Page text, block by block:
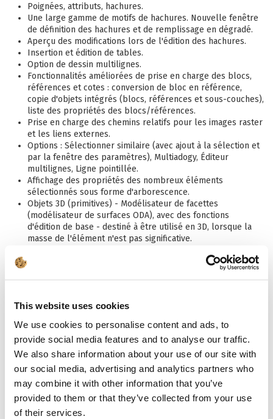
This website uses cookies
We use cookies to personalise content and ads, to
provide social media features and to analyse our traffic.
We also share information about your use of our site with
our social media, advertising and analytics partners who
may combine it with other information that you’ve
provided to them or that they’ve collected from your use
of their services.
Poignées, attributs, hachures.
Une large gamme de motifs de hachures. Nouvelle fenêtre
de définition des hachures et de remplissage en dégradé.
Aperçu des modifications lors de l'édition des hachures.
Insertion et édition de tables.
Option de dessin multilignes.
Fonctionnalités améliorées de prise en charge des blocs,
références et cotes : conversion de bloc en référence,
copie d'objets intégrés (blocs, références et sous-couches),
liste des propriétés des blocs/références.
Prise en charge des chemins relatifs pour les images raster
et les liens externes.
Options : Sélectionner similaire (avec ajout à la sélection et
par la fenêtre des paramètres), Multiadogy, Éditeur
multilignes, Ligne pointillée.
Affichage des propriétés des nombreux éléments
sélectionnés sous forme d'arborescence.
Objets 3D (primitives) - Modélisateur de facettes
(modélisateur de surfaces ODA), avec des fonctions
d'édition de base - destiné à être utilisé en 3D, lorsque la
masse de l'élément n'est pas significative.
Dessin en mode ligne cachée et ombrage en temps réel.
Insertion et édition des éléments architecturaux AEC : murs,
gestion des éléments.
Enregistrement et affichage des éléments mécaniques (API
Teigha Mechanical).
Affichage des objets ADT et Civil 3D.
Possibilité d'ouvrir des solides ACIS (sans l'option de créer
et d'éditer complètement).